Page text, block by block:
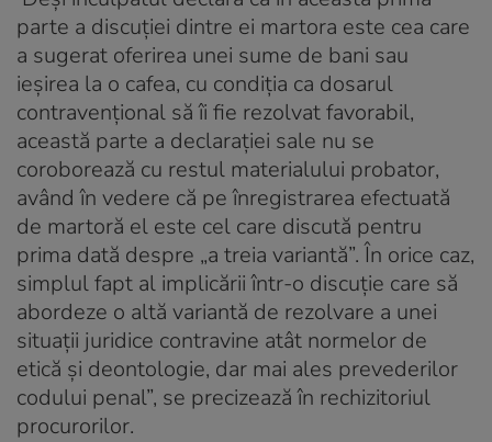
parte a discuţiei dintre ei martora este cea care
a sugerat oferirea unei sume de bani sau
ieşirea la o cafea, cu condiţia ca dosarul
contravenţional să îi fie rezolvat favorabil,
această parte a declaraţiei sale nu se
coroborează cu restul materialului probator,
având în vedere că pe înregistrarea efectuată
de martoră el este cel care discută pentru
prima dată despre „a treia variantă”. În orice caz,
simplul fapt al implicării într-o discuţie care să
abordeze o altă variantă de rezolvare a unei
situaţii juridice contravine atât normelor de
etică şi deontologie, dar mai ales prevederilor
codului penal”, se precizează în rechizitoriul
procurorilor.